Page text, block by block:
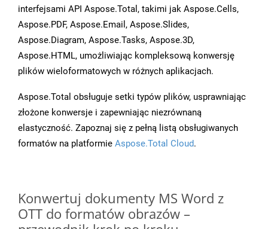
interfejsami API Aspose.Total, takimi jak Aspose.Cells,
Aspose.PDF, Aspose.Email, Aspose.Slides,
Aspose.Diagram, Aspose.Tasks, Aspose.3D,
Aspose.HTML, umożliwiając kompleksową konwersję
plików wieloformatowych w różnych aplikacjach.
Aspose.Total obsługuje setki typów plików, usprawniając
złożone konwersje i zapewniając niezrównaną
elastyczność. Zapoznaj się z pełną listą obsługiwanych
formatów na platformie Aspose.Total Cloud.
Konwertuj dokumenty MS Word z
OTT do formatów obrazów –